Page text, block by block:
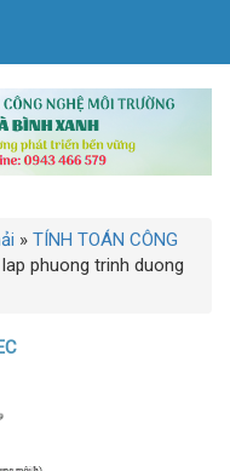
» TÍNH TOÁN CÔNG
lap phuong trinh duong